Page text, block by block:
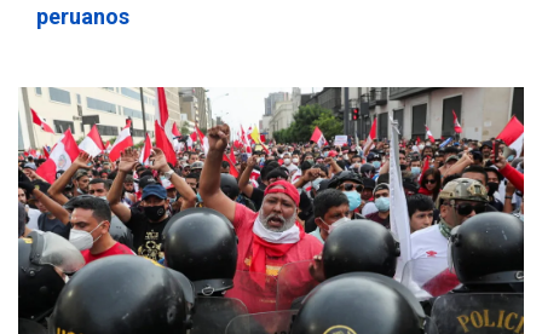
peruanos
POLÍTICA
TITULARES
ÚLTIMA HORA
ONGs piden a CIDH